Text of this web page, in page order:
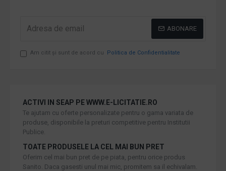
ABONARE
Am citit şi sunt de acord cu Politica de Confidentialitate
ACTIVI IN SEAP PE WWW.E-LICITATIE.RO
Te ajutam cu oferte personalizate pentru o gama variata de
produse, disponibile la preturi competitive pentru Institutii
Publice.
TOATE PRODUSELE LA CEL MAI BUN PRET
Oferim cel mai bun pret de pe piata, pentru orice produs
Sanito. Daca gasesti unul mai mic, promitem sa il echivalam.